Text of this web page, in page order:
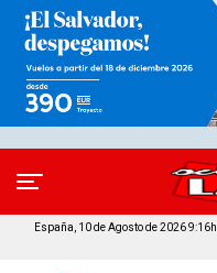
España, 10 de Agosto de 2026 9:16h